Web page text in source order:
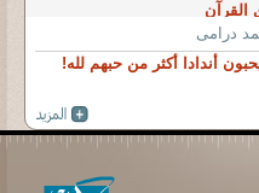
درامى
أندادا أكثر من حبهم لله!